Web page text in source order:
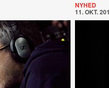
NYHED
11. OKT.